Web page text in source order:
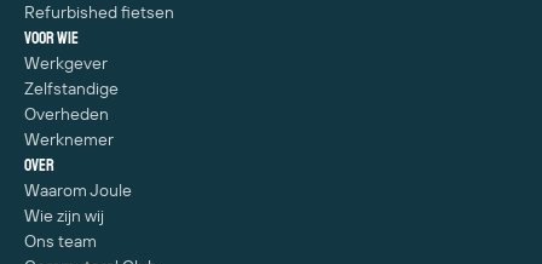
Refurbished fietsen
Voor wie
Werkgever
Zelfstandige
Overheden
Werknemer
Over
Waarom Joule
Wie zijn wij
Ons team